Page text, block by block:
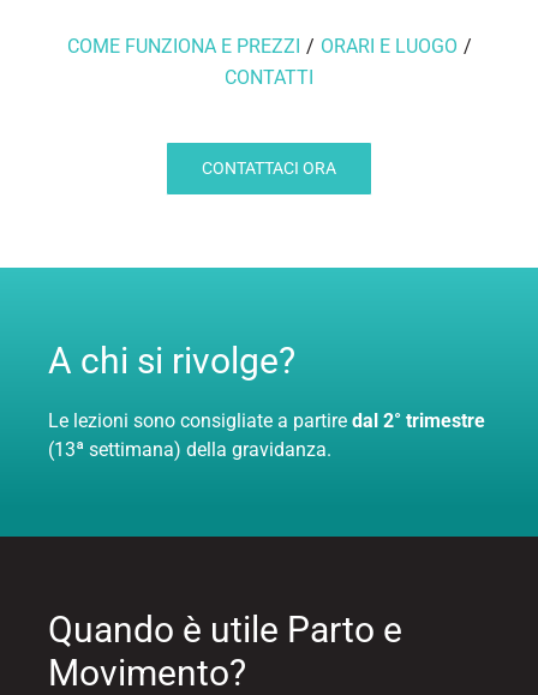
COME FUNZIONA E PREZZI / ORARI E LUOGO /
CONTATTI
CONTATTACI ORA
A chi si rivolge?
Le lezioni sono consigliate a partire dal 2° trimestre
(13ª settimana) della gravidanza.
Quando è utile Parto e
Movimento?